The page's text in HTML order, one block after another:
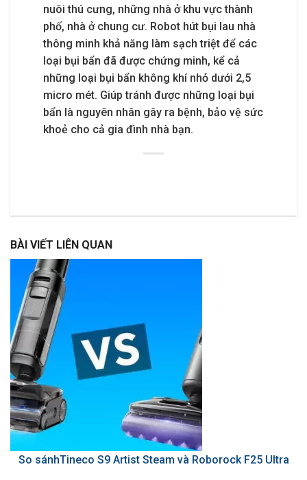
nuôi thú cưng, những nhà ở khu vực thành
phố, nhà ở chung cư. Robot hút bụi lau nhà
thông minh khả năng làm sạch triệt để các
loại bụi bẩn đã được chứng minh, kể cả
những loại bụi bẩn không khí nhỏ dưới 2,5
micro mét. Giúp tránh được những loại bụi
bẩn là nguyên nhân gây ra bệnh, bảo vệ sức
khoẻ cho cả gia đình nhà bạn.
BÀI VIẾT LIÊN QUAN
So sánhTineco S9 Artist Steam và Roborock F25 Ultra